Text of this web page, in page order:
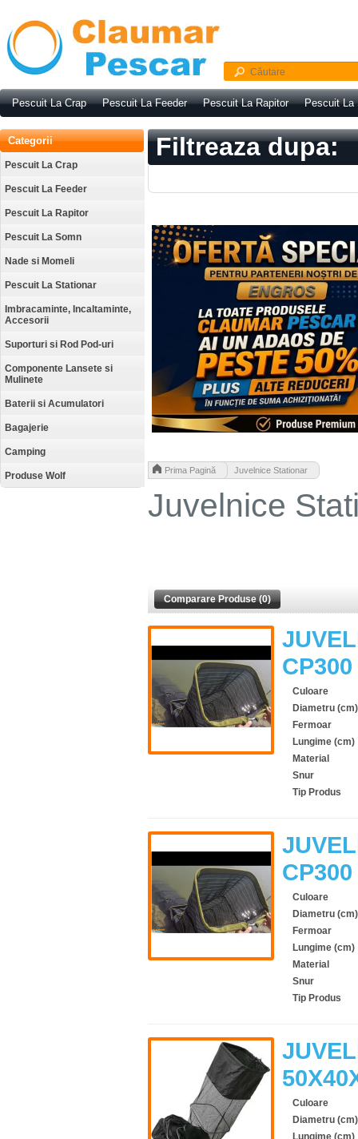
Pescuit La Crap Pescuit La Feeder Pescuit La Rapitor Pescuit La
Categorii
Pescuit La Crap
Pescuit La Feeder
Pescuit La Rapitor
Pescuit La Somn
Nade si Momeli
Pescuit La Stationar
Imbracaminte, Incaltaminte,
Accesorii
Suporturi si Rod Pod-uri
Componente Lansete si
Mulinete
Baterii si Acumulatori
Bagajerie
Camping
Produse Wolf
Filtreaza dupa:
Prima Pagină Juvelnice Stationar
Juvelnice
Comparare Produse (0)
Culoare
Diametru (cm)
Fermoar
Lungime (cm)
Material
Snur
Tip Produs
Culoare
Diametru (cm)
Fermoar
Lungime (cm)
Material
Snur
Tip Produs
Culoare
Diametru (cm)
Lungime (cm)